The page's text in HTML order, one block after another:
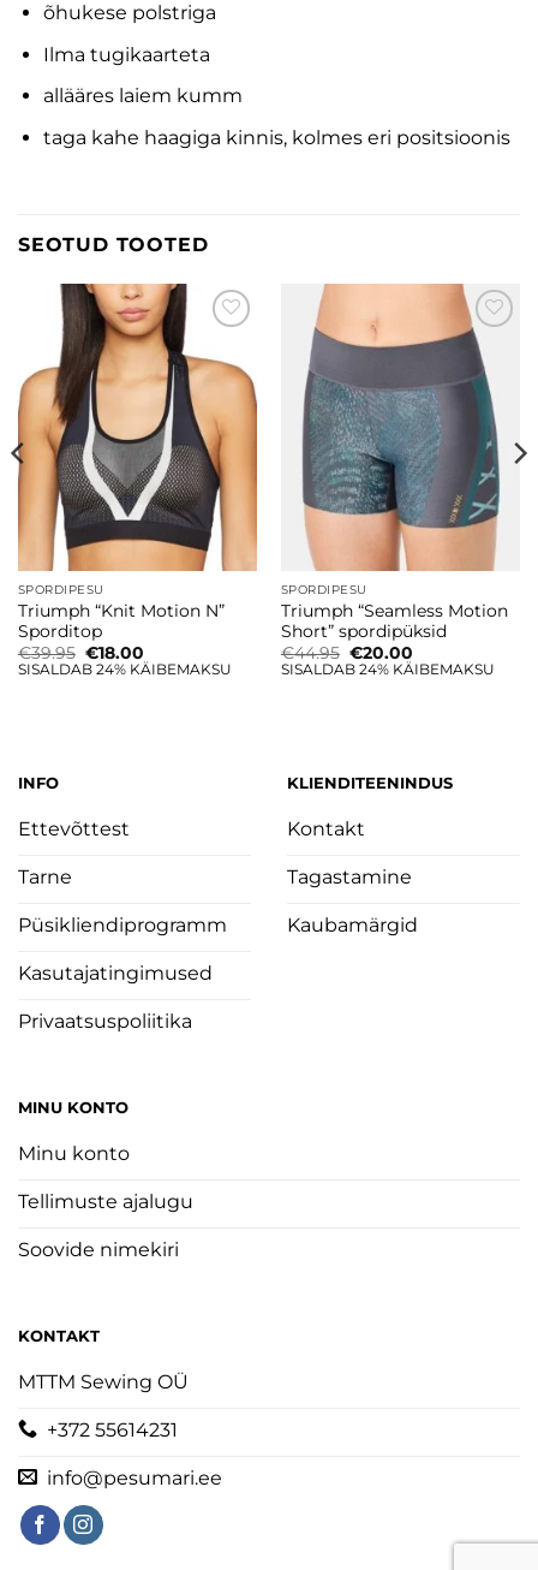
õhukese polstriga
Ilma tugikaarteta
allääres laiem kumm
taga kahe haagiga kinnis, kolmes eri positsioonis
SEOTUD TOOTED
Lisa
soovinimekirja
SPORDIPESU
Triumph “Knit Motion N”
Sporditop
€39.95 Algne
hind
€18.00Current
price
SISALDAB 24% KÄIBEMAKSU
Lisa
soovinimekirja
SPORDIPESU
Triumph “Seamless Motion
Short” spordipüksid
€44.95 Algne
hind
€20.00Current
price
SISALDAB 24% KÄIBEMAKSU
INFO
Ettevõttest
Tarne
Püsikliendiprogramm
Kasutajatingimused
Privaatsuspoliitika
KLIENDITEENINDUS
Kontakt
Tagastamine
Kaubamärgid
MINU KONTO
Minu konto
Tellimuste ajalugu
Soovide nimekiri
KONTAKT
MTTM Sewing OÜ
+372 55614231
info@pesumari.ee